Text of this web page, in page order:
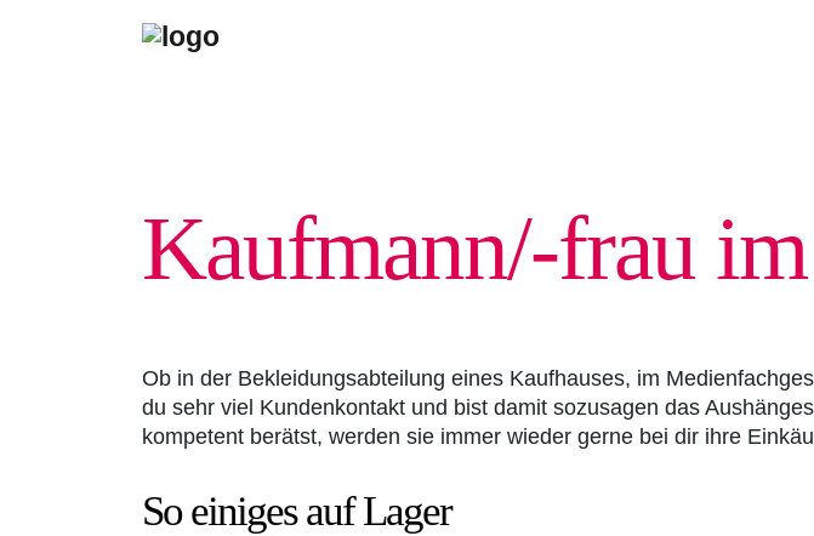
Kaufmann/-frau
Ob in der Bekleidungsabteilung eines Kaufhauses, im
du sehr viel Kundenkontakt und bist damit sozusagen das
kompetent berätst, werden sie immer wieder gerne bei dir ihre
So einiges auf Lager